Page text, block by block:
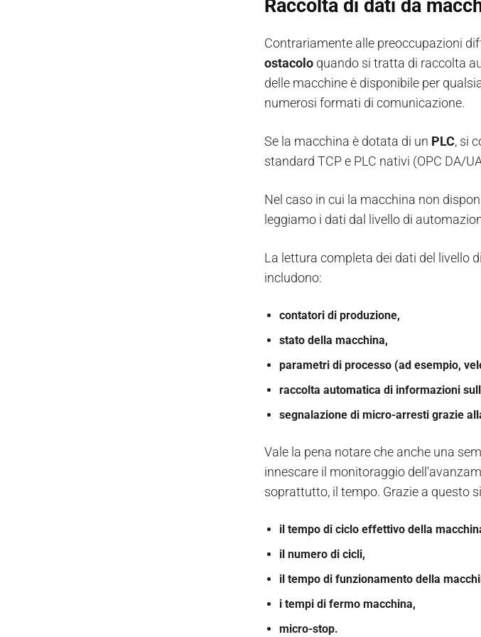
Raccolta di dati da
Contrariamente alle preoccupazioni
ostacolo quando si tratta di raccolta
delle macchine è disponibile per
numerosi formati di comunicazione.
Se la macchina è dotata di un PLC, si
standard TCP e PLC nativi (OPC DA/
Nel caso in cui la macchina non
leggiamo i dati dal livello di
La lettura completa dei dati del livello
includono:
contatori di produzione,
stato della macchina,
parametri di processo (ad esempio,
raccolta automatica di informazioni
segnalazione di micro-arresti grazie
Vale la pena notare che anche una
innescare il monitoraggio
soprattutto, il tempo. Grazie a questo
il tempo di ciclo effettivo della
il numero di cicli,
il tempo di funzionamento della
i tempi di fermo macchina,
micro-stop.